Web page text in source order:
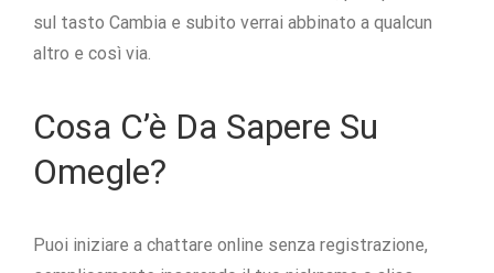
sul tasto Cambia e subito verrai abbinato a qualcun
altro e così via.
Cosa C’è Da Sapere Su
Omegle?
Puoi iniziare a chattare online senza registrazione,